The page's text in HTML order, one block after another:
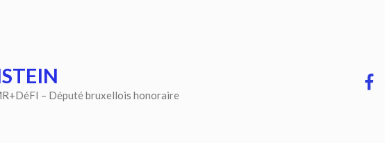
– Député bruxellois honoraire